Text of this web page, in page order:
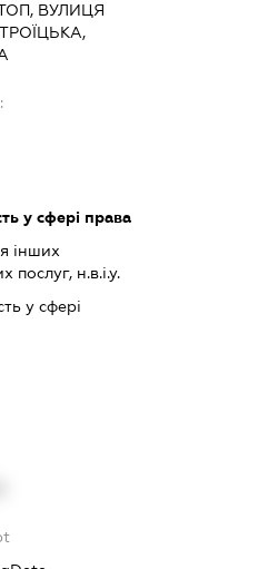
ВУЛИЦЯ
у сфері права
інших
послуг, н.в.і.у.
у сфері